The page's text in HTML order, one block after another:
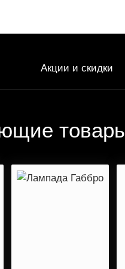
Акции и скидки